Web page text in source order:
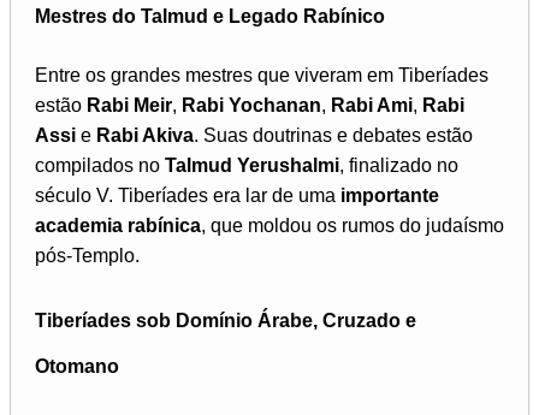
Mestres do Talmud e Legado Rabínico
Entre os grandes mestres que viveram em Tiberíades
estão Rabi Meir, Rabi Yochanan, Rabi Ami, Rabi
Assi e Rabi Akiva. Suas doutrinas e debates estão
compilados no Talmud Yerushalmi, finalizado no
século V. Tiberíades era lar de uma importante
academia rabínica, que moldou os rumos do judaísmo
pós-Templo.
Tiberíades sob Domínio Árabe, Cruzado e
Otomano